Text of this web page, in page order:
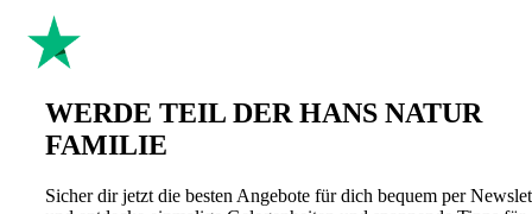
WERDE TEIL DER HANS NATUR
FAMILIE
Sicher dir jetzt die besten Angebote für dich bequem per